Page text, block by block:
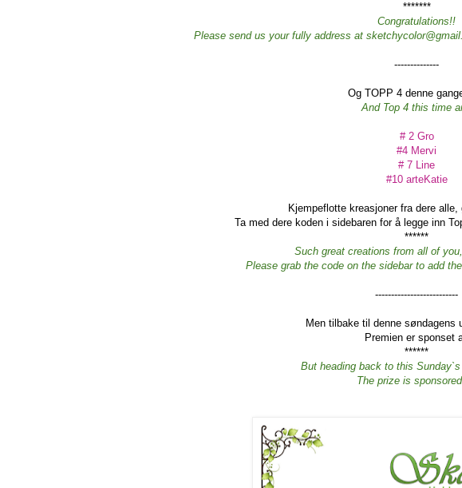
*******
Congratulations!!
Please send us your fully address at
--------------
Og TOPP 4 denne
And Top 4 this time
# 2 Gro
#4 Mervi
# 7 Line
#10 arteKatie
Kjempeflotte kreasjoner fra dere alle,
Ta med dere koden i sidebaren for å legge inn
******
Such great creations from all of
Please grab the code on the sidebar to add
--------------------------
Men tilbake til denne søndagens
Premien er sponset
******
But heading back to this
The prize is